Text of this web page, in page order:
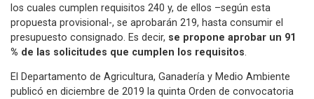
los cuales cumplen requisitos 240 y, de ellos –según esta
propuesta provisional-, se aprobarán 219, hasta consumir el
presupuesto consignado. Es decir, se propone aprobar un 91
% de las solicitudes que cumplen los requisitos.
El Departamento de Agricultura, Ganadería y Medio Ambiente
publicó en diciembre de 2019 la quinta Orden de convocatoria